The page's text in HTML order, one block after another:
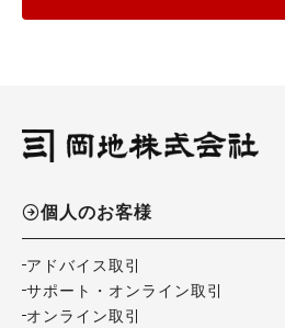
個人のお客様
アドバイス取引
サポート・オンライン取引
オンライン取引